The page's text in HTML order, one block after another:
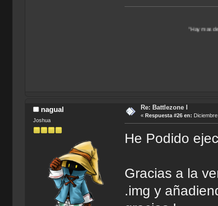
"Hay mas de un Universo
nagual
Joshua
Re: Battlezone I
« Respuesta #26 en:
He Podido
Gracias a la
.img y